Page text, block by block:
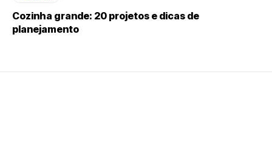
Cozinha grande: 20 projetos e dicas de
planejamento